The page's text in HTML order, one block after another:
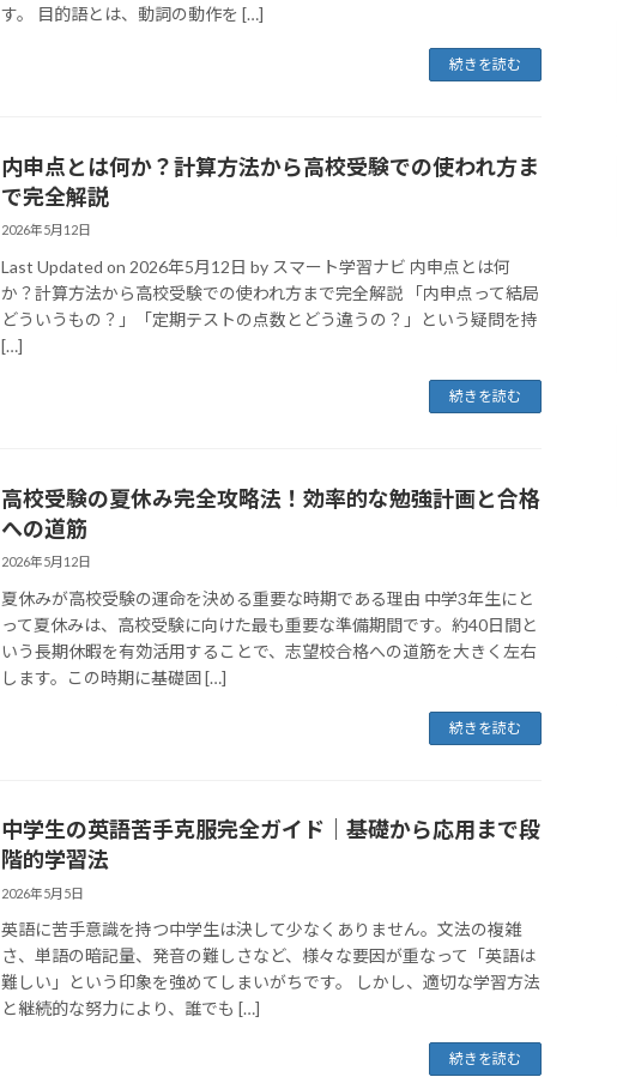
す。 目的語とは、動詞の動作を […]
続きを読む
内申点とは何か？計算方法から高校受験での使われ方ま
で完全解説
2026年5月12日
Last Updated on 2026年5月12日 by スマート学習ナビ 内申点とは何
か？計算方法から高校受験での使われ方まで完全解説 「内申点って結局
どういうもの？」「定期テストの点数とどう違うの？」という疑問を持
[…]
続きを読む
高校受験の夏休み完全攻略法！効率的な勉強計画と合格
への道筋
2026年5月12日
夏休みが高校受験の運命を決める重要な時期である理由 中学3年生にと
って夏休みは、高校受験に向けた最も重要な準備期間です。約40日間と
いう長期休暇を有効活用することで、志望校合格への道筋を大きく左右
します。この時期に基礎固 […]
続きを読む
中学生の英語苦手克服完全ガイド｜基礎から応用まで段
階的学習法
2026年5月5日
英語に苦手意識を持つ中学生は決して少なくありません。文法の複雑
さ、単語の暗記量、発音の難しさなど、様々な要因が重なって「英語は
難しい」という印象を強めてしまいがちです。 しかし、適切な学習方法
と継続的な努力により、誰でも […]
続きを読む